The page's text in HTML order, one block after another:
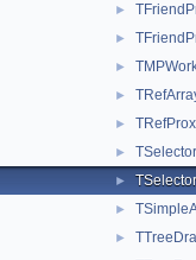
►
►
►
►
►
►
►
►
►